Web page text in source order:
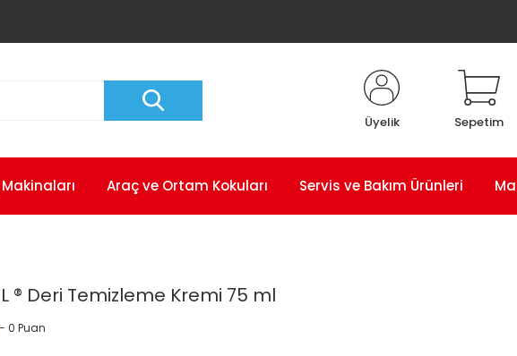
Üyelik Sepetim
Araç ve Ortam Kokuları Servis ve Bakım Ürünleri
® Deri Temizleme Kremi 75 ml
- 0 Puan